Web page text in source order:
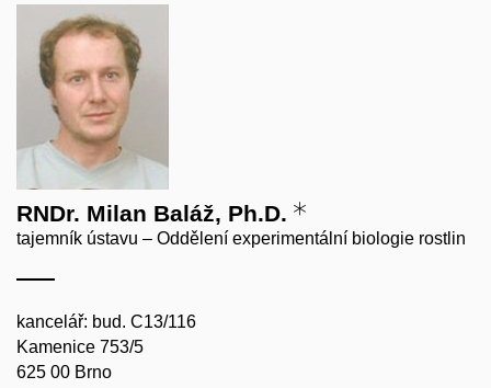
RNDr. Milan Baláž, Ph.D.
tajemník ústavu – Oddělení experimentální biologie rostlin
kancelář: bud. C13/116
Kamenice 753/5
625 00 Brno